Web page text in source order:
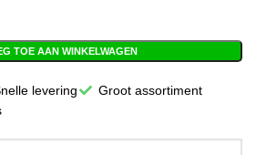
TOE AAN WINKELWAGEN
levering
Groot assortiment